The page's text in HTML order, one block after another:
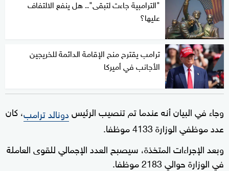
"الترامبية جاءت لتبقى".. هل ينفع الالتفاف
عليها؟
ترامب يقترح منح الإقامة الدائمة للخريجين
الأجانب في أميركا
وجاء في البيان أنه عندما تم تنصيب الرئيسدونالد ترامب، كان
عدد موظفي الوزارة 4133 موظفا.
وبعد الإجراءات المتخذة، سيصبح العدد الإجمالي للقوى العاملة
في الوزارة حوالي 2183 موظفا.